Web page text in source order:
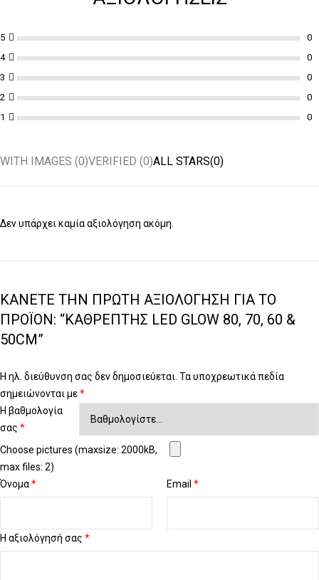
5
4
3
2
1
WITH IMAGES (0)VERIFIED (0)ALL STARS(0)
Δεν υπάρχει καμία αξιολόγηση ακόμη.
ΚΆΝΕΤΕ ΤΗΝ ΠΡΏΤΗ ΑΞΙΟΛΌΓΗΣΗ ΓΙΑ ΤΟ
ΠΡΟΪΌΝ: “ΚΑΘΡΈΠΤΗΣ LED GLOW 80, 70, 60 &
50CM”
Η ηλ. διεύθυνση σας δεν δημοσιεύεται. Τα υποχρεωτικά πεδία
σημειώνονται με*
Η βαθμολογία
σας *
Η αξιολόγησή σας *
Choose pictures (maxsize: 2000kB,
max files: 2)
Όνομα* Email *